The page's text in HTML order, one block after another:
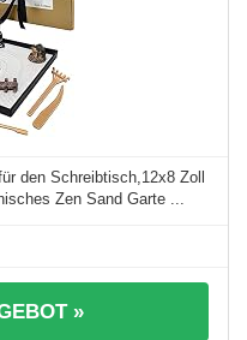
den Schreibtisch,12x8 Zoll
Zen Sand Garte ...
»